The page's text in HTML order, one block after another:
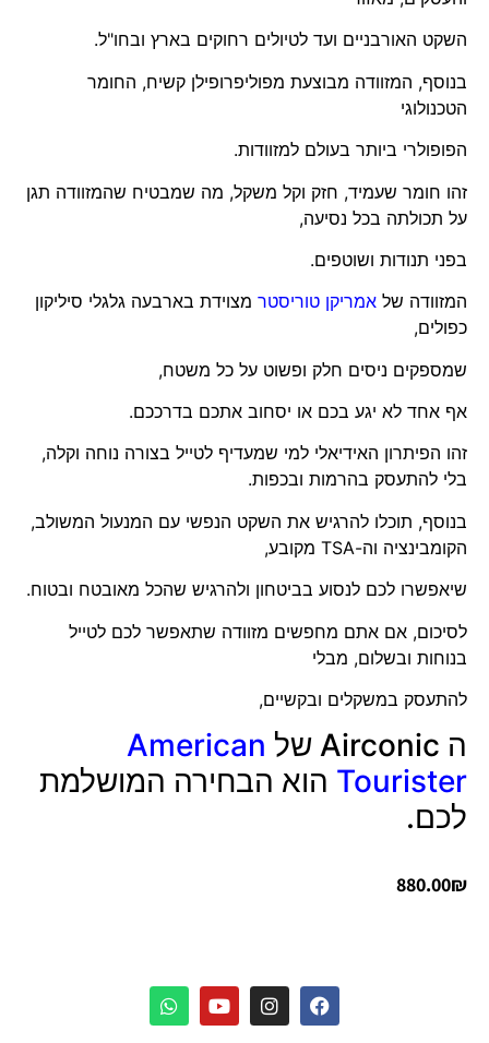
השקט האורבניים ועד לטיולים רחוקים בארץ ובחו"ל.
בנוסף, המזוודה מבוצעת מפוליפרופילן קשיח, החומר
הטכנולוגי
הפופולרי ביותר בעולם למזוודות.
זהו חומר שעמיד, חזק וקל משקל, מה שמבטיח שהמזוודה תגן
על תכולתה בכל נסיעה,
בפני תנודות ושוטפים.
המזוודה של אמריקן טוריסטר מצוידת בארבעה גלגלי סיליקון
כפולים,
שמספקים ניסים חלק ופשוט על כל משטח,
אף אחד לא יגע בכם או יסחוב אתכם בדרככם.
זהו הפיתרון האידיאלי למי שמעדיף לטייל בצורה נוחה וקלה,
בלי להתעסק בהרמות ובכפות.
בנוסף, תוכלו להרגיש את השקט הנפשי עם המנעול המשולב,
הקומבינציה וה-TSA מקובע,
שיאפשרו לכם לנסוע בביטחון ולהרגיש שהכל מאובטח ובטוח.
לסיכום, אם אתם מחפשים מזוודה שתאפשר לכם לטייל
בנוחות ובשלום, מבלי
להתעסק במשקלים ובקשיים,
ה Airconic של
American
Tourister הוא הבחירה המושלמת
לכם.
880.00₪